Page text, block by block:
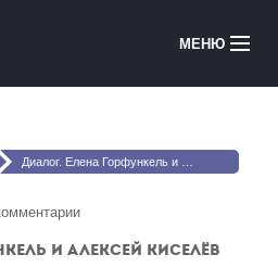
МЕНЮ
Медиатека
Courses in English
Диалог. Елена Горфункель и Алексей Киселёв
и Алексей Киселёв